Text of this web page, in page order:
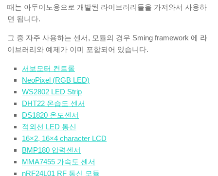
때는 아두이노용으로 개발된 라이브러리들을 가져와서 사용하
면 됩니다.
그 중 자주 사용하는 센서, 모듈의 경우 Sming framework 에 라
이브러리와 예제가 이미 포함되어 있습니다.
서보모터 컨트롤
NeoPixel (RGB LED)
WS2802 LED Strip
DHT22 온습도 센서
DS1820 온도센서
적외선 LED 통신
16×2, 16×4 character LCD
BMP180 압력센서
MMA7455 가속도 센서
nRF24L01 RF 통신 모듈